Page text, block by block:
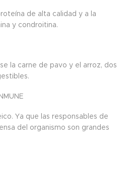
de alta calidad y a la
y condroitina.
la carne de pavo y el arroz, dos
Ya que las responsables de
del organismo son grandes